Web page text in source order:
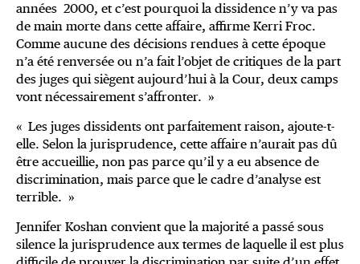
années 2000, et c’est pourquoi la dissidence n’y va pas
de main morte dans cette affaire, affirme Kerri Froc.
Comme aucune des décisions rendues à cette époque
n’a été renversée ou n’a fait l’objet de critiques de la part
des juges qui siègent aujourd’hui à la Cour, deux camps
vont nécessairement s’affronter. »
« Les juges dissidents ont parfaitement raison, ajoute-t-
elle. Selon la jurisprudence, cette affaire n’aurait pas dû
être accueillie, non pas parce qu’il y a eu absence de
discrimination, mais parce que le cadre d’analyse est
terrible. »
Jennifer Koshan convient que la majorité a passé sous
silence la jurisprudence aux termes de laquelle il est plus